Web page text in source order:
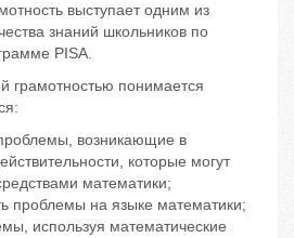
выступает одним из
знаний школьников по
PISA.
грамотностью понимается
возникающие в
которые могут
математики;
проблемы на языке математики;
используя математические